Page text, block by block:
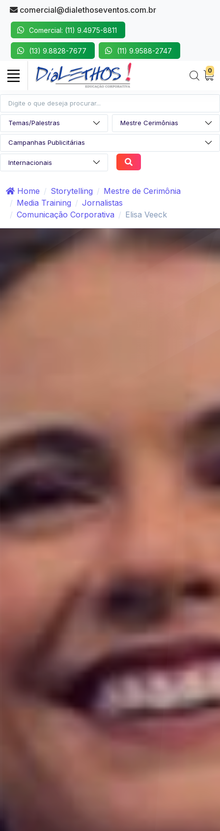
comercial@dialethoseventos.com.br
Comercial: (11) 9.4975-8811
(13) 9.8828-7677 (11) 9.9588-2747
0
Home Storytelling
Mestre de Cerimônia
Media Training
Jornalistas
Comunicação Corporativa
Elisa Veeck